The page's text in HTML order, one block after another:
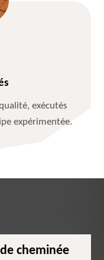
exécutés
expérimentée.
cheminée